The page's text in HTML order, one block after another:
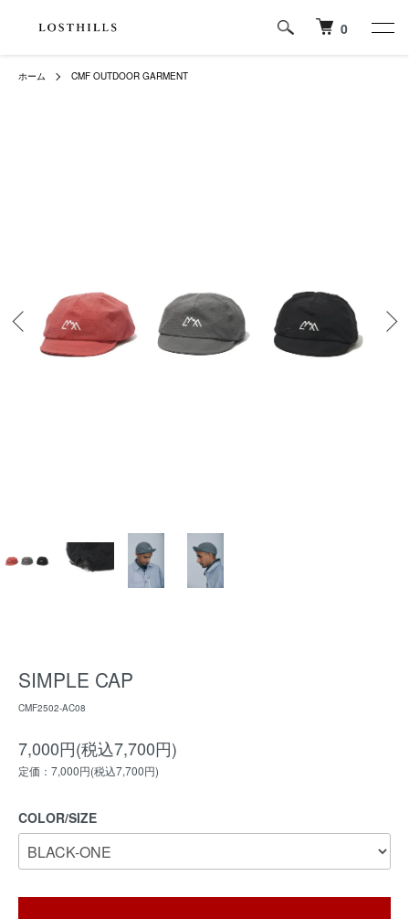
0
ホーム CMF OUTDOOR GARMENT
SIMPLE CAP
CMF2502-AC08
7,000円(税込7,700円)
定価：7,000円(税込7,700円)
COLOR/SIZE